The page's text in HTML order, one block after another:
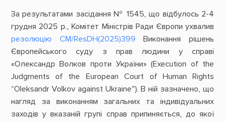
За результатами засідання № 1545, що відбулось 2-4
грудня 2025 р., Комітет Міністрів Ради Європи ухвалив
резолюцію CM/ResDH(2025)399 Виконання рішень
Європейського суду з прав людини у справі
«Олександр Волков проти України» (Execution of the
Judgments of the European Court of Human Rights
“Oleksandr Volkov against Ukraine”). В ній зазначено, що
нагляд за виконанням загальних та індивідуальних
заходів у вказаній групі справ припиняється, до якої